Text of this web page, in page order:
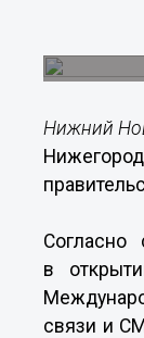
Нижний
Согласно
в
связи и